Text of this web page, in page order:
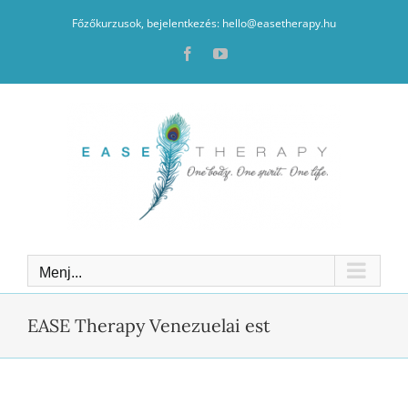
Főzőkurzusok, bejelentkezés: hello@easetherapy.hu
FacebookYouTube
Menj...
EASE Therapy Venezuelai est